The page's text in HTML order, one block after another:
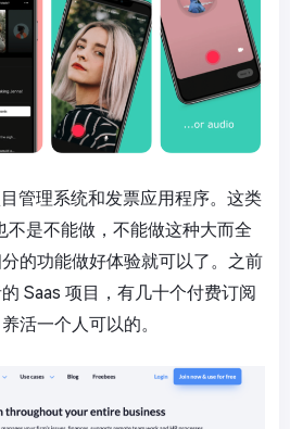
管理系统和发票应用程序。这类
不是不能做，不能做这种大而全
的功能做好体验就可以了。之前
Saas 项目，有几十个付费订阅
活一个人可以的。